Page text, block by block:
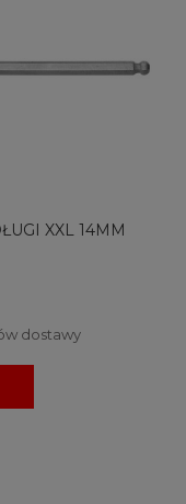
XXL 14MM
dostawy